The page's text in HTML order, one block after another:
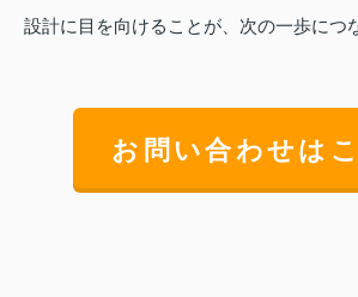
設計に目を向けることが、次の一歩につ
お問い合わせは